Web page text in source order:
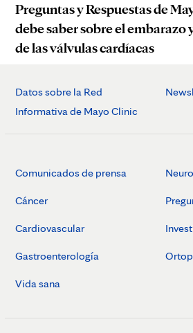
Preguntas y Respuestas de
debe saber sobre el embarazo
de las válvulas cardíacas
Datos sobre la Red
Informativa de Mayo Clinic
Comunicados de prensa
Cáncer
Cardiovascular
Gastroenterología
Vida sana